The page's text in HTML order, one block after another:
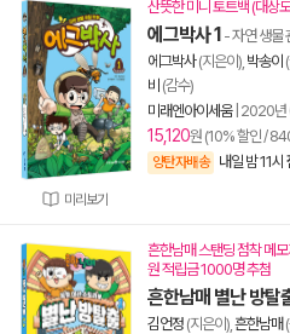
미리보기
산뜻한 미니 토트백 (대상
에그박사 1 - 자연 생물
에그박사(지은이), 박송이
비 (감수)
미래엔아이세움| 2020년
15,120원 (10% 할인 /
양탄자배송 내일 밤 11시
흔한남매 스탠딩 점착 메
원 적립금 1000명 추첨
흔한남매 별난 방탈
김언정 (지은이), 흔한남매